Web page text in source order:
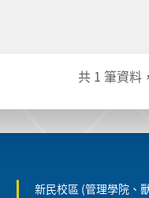
共 1 筆資料
新民校區 (管理學院、